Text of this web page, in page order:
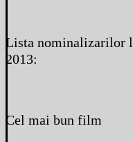
Lista nominalizarilor
2013:
Cel mai bun film